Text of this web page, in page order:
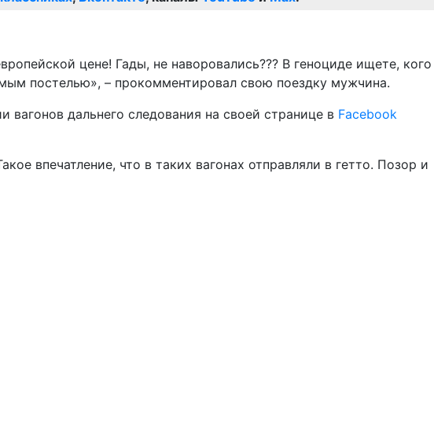
цене! Гады, не наворовались??? В геноциде ищете, кого
постелью», – прокомментировал свою поездку мужчина.
дальнего следования на своей странице в Facebook
впечатление, что в таких вагонах отправляли в гетто. Позор и